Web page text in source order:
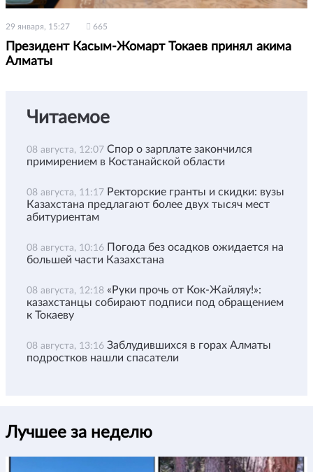
29 января, 15:27 665
Президент Касым-Жомарт Токаев принял акима
Алматы
Читаемое
08 августа, 12:07 Спор о зарплате закончился
примирением в Костанайской области
08 августа, 11:17 Ректорские гранты и скидки: вузы
Казахстана предлагают более двух тысяч мест
абитуриентам
08 августа, 10:16 Погода без осадков ожидается на
большей части Казахстана
08 августа, 12:18 «Руки прочь от Кок-Жайляу!»:
казахстанцы собирают подписи под обращением
к Токаеву
08 августа, 13:16 Заблудившихся в горах Алматы
подростков нашли спасатели
Лучшее за неделю